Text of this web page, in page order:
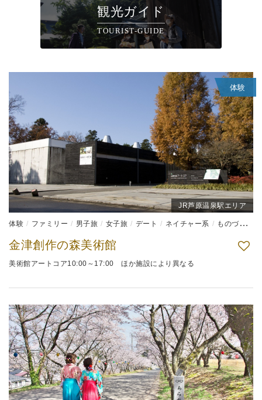
観光ガイド
TOURIST-GUIDE
体験
JR芦原温泉駅エリア
体験 ファミリー 男子旅 女子旅 デート ネイチャー系 ものづくり体験
金津創作の森美術館
美術館アートコア10:00～17:00 ほか施設により異なる